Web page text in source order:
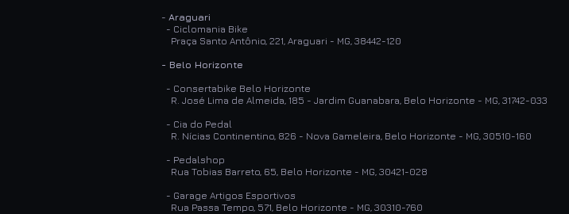
- Araguari
- Ciclomania Bike
Praça Santo Antônio, 221, Araguari - MG, 38442-120
- Belo Horizonte
- Consertabike Belo Horizonte
R. José Lima de Almeida, 185 - Jardim Guanabara, Belo Horizonte - MG, 31742-033
- Cia do Pedal
R. Nícias Continentino, 826 - Nova Gameleira, Belo Horizonte - MG, 30510-160
- Pedalshop
Rua Tobias Barreto, 65, Belo Horizonte - MG, 30421-028
- Garage Artigos Esportivos
Rua Passa Tempo, 571, Belo Horizonte - MG, 30310-760